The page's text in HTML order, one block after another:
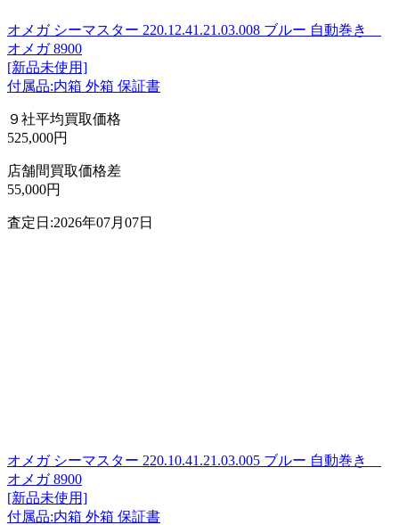
オメガ シーマスター 220.12.41.21.03.008 ブルー 自動巻き
オメガ 8900
[新品未使用]
付属品:内箱 外箱 保証書
９社平均買取価格
525,000円
店舗間買取価格差
55,000円
査定日:2026年07月07日
オメガ シーマスター 220.10.41.21.03.005 ブルー 自動巻き
オメガ 8900
[新品未使用]
付属品:内箱 外箱 保証書